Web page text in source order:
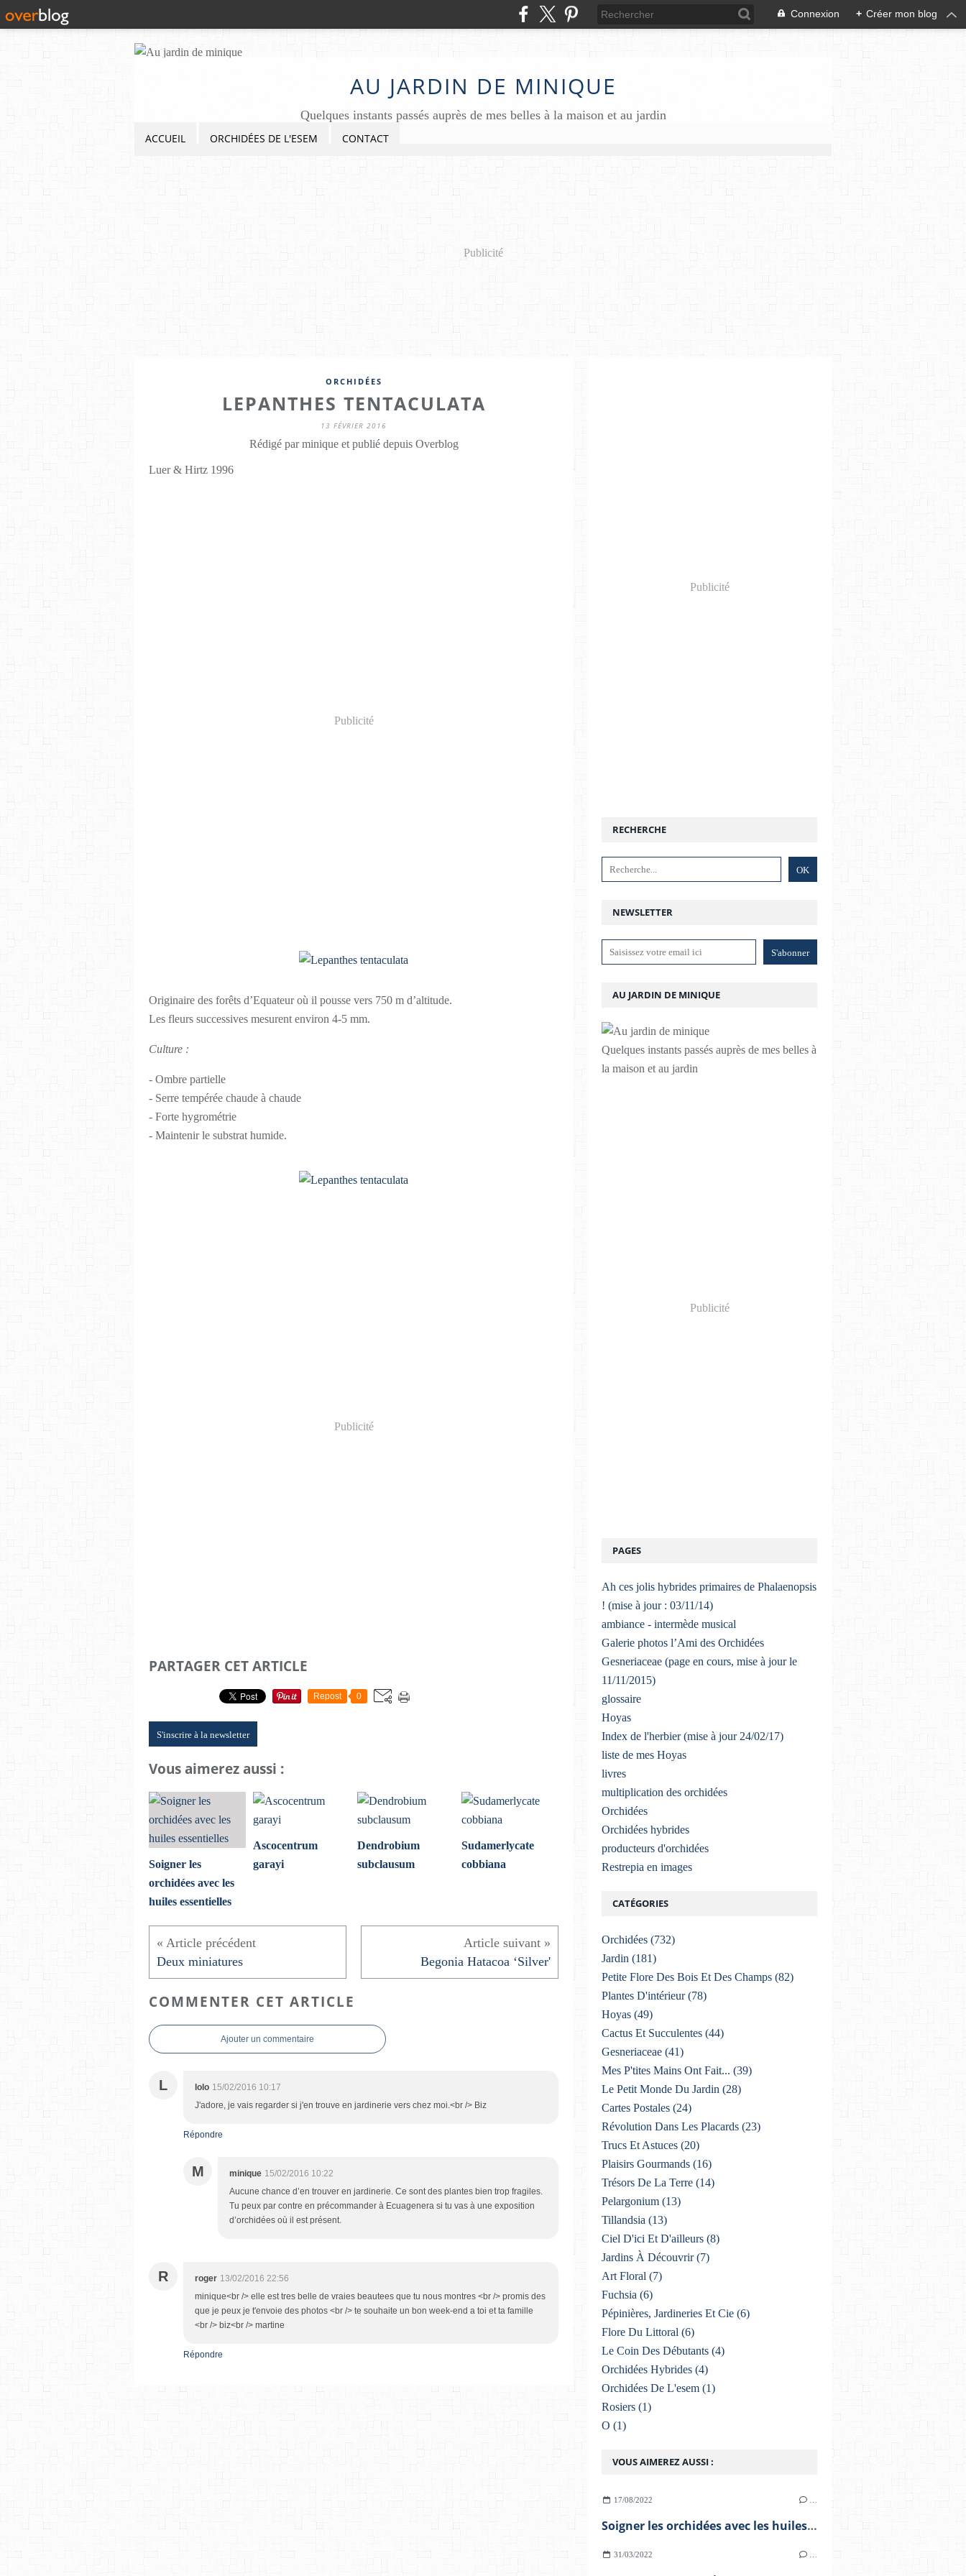
Connexion + Créer mon blog
AU JARDIN DE MINIQUE
Quelques instants passés auprès de mes belles à la maison et au jardin
ACCUEIL ORCHIDÉES DE L'ESEM CONTACT
Publicité
ORCHIDÉES
LEPANTHES TENTACULATA
13 FÉVRIER 2016
Rédigé par minique et publié depuis Overblog
Luer & Hirtz 1996
Publicité
Originaire des forêts d’Equateur où il pousse vers 750 m d’altitude.
Les fleurs successives mesurent environ 4-5 mm.
Culture :
- Ombre partielle
- Serre tempérée chaude à chaude
- Forte hygrométrie
- Maintenir le substrat humide.
Publicité
PARTAGER CET ARTICLE
Repost 0
S'inscrire à la newsletter
Vous aimerez aussi :
Soigner les
orchidées avec les
huiles essentielles
Ascocentrum
garayi
Dendrobium
subclausum
Sudamerlycate
cobbiana
Deux miniatures Begonia Hatacoa ‘Silver'
COMMENTER CET ARTICLE
Ajouter un commentaire
L lolo 15/02/2016 10:17
J'adore, je vais regarder si j'en trouve en jardinerie vers chez moi.<br /> Biz
Répondre
M minique 15/02/2016 10:22
Aucune chance d’en trouver en jardinerie. Ce sont des plantes bien trop fragiles.
Tu peux par contre en précommander à Ecuagenera si tu vas à une exposition
d’orchidées où il est présent.
R roger 13/02/2016 22:56
minique<br /> elle est tres belle de vraies beautees que tu nous montres <br /> promis des
que je peux je t'envoie des photos <br /> te souhaite un bon week-end a toi et ta famille
<br /> biz<br /> martine
Répondre
Publicité
NEWSLETTER
RECHERCHE
AU JARDIN DE MINIQUE
Quelques instants passés auprès de mes belles à
la maison et au jardin
Publicité
VOUS AIMEREZ AUSSI :
17/08/2022
Soigner les orchidées avec les huiles essentielles
31/03/2022
PAGES
Ah ces jolis hybrides primaires de Phalaenopsis
! (mise à jour : 03/11/14)
ambiance - intermède musical
Galerie photos l’Ami des Orchidées
Gesneriaceae (page en cours, mise à jour le
11/11/2015)
glossaire
Hoyas
Index de l'herbier (mise à jour 24/02/17)
liste de mes Hoyas
livres
multiplication des orchidées
Orchidées
Orchidées hybrides
producteurs d'orchidées
Restrepia en images
CATÉGORIES
Orchidées (732)
Jardin (181)
Petite Flore Des Bois Et Des Champs (82)
Plantes D'intérieur(78)
Hoyas (49)
Cactus Et Succulentes (44)
Gesneriaceae (41)
Mes P'tites Mains Ont Fait... (39)
Le Petit Monde Du Jardin (28)
Cartes Postales (24)
Révolution Dans Les Placards (23)
Trucs Et Astuces (20)
Plaisirs Gourmands (16)
Trésors De La Terre (14)
Pelargonium (13)
Tillandsia (13)
Ciel D'ici Et D'ailleurs (8)
Jardins À Découvrir(7)
Art Floral (7)
Fuchsia (6)
Pépinières, Jardineries Et Cie (6)
Flore Du Littoral (6)
Le Coin Des Débutants (4)
Orchidées Hybrides (4)
Orchidées De L'esem (1)
Rosiers (1)
O (1)